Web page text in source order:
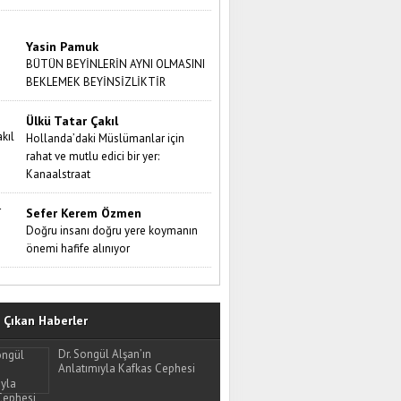
Yasin Pamuk
BÜTÜN BEYİNLERİN AYNI OLMASINI
BEKLEMEK BEYİNSİZLİKTİR
Ülkü Tatar Çakıl
Hollanda’daki Müslümanlar için
rahat ve mutlu edici bir yer:
Kanaalstraat
Sefer Kerem Özmen
Doğru insanı doğru yere koymanın
önemi hafife alınıyor
Haberler
Dr. Songül Alşan’ın
Anlatımıyla Kafkas Cephesi